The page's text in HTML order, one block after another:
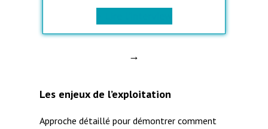
→
Les enjeux de l’exploitation
Approche détaillé pour démontrer comment